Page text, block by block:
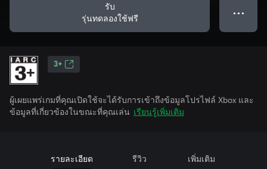
รับ
รุ่นทดลองใช้ฟรี
● ● ●
3+
ผู้เผยแพร่เกมที่คุณเปิดใช้จะได้รับการเข้าถึงข้อมูลโปรไฟล์ Xbox และ
ข้อมูลที่เกี่ยวข้องในขณะที่คุณเล่น เรียนรู้เพิ่มเติม
รายละเอียด รีวิว เพิ่มเติม